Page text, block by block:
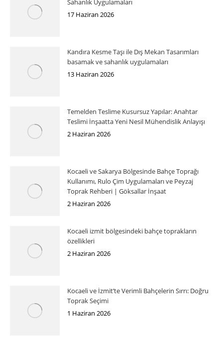
17 Haziran 2026
Kandıra Kesme Taşı ile Dış Mekan Tasarımları
basamak ve sahanlık uygulamaları
13 Haziran 2026
Temelden Teslime Kusursuz Yapılar: Anahtar
Teslimi İnşaatta Yeni Nesil Mühendislik Anlayışı
2 Haziran 2026
Kocaeli ve Sakarya Bölgesinde Bahçe Toprağı
Kullanımı, Rulo Çim Uygulamaları ve Peyzaj
Toprak Rehberi | Göksallar İnşaat
2 Haziran 2026
Kocaeli izmit bölgesindeki bahçe toprakların
özellikleri
2 Haziran 2026
Kocaeli ve İzmit’te Verimli Bahçelerin Sırrı: Doğru
Toprak Seçimi
1 Haziran 2026